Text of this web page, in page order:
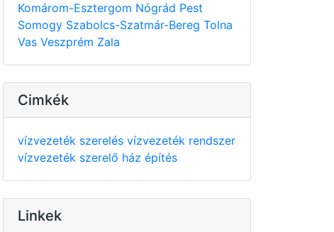
Komárom-Esztergom Nógrád Pest
Somogy Szabolcs-Szatmár-Bereg Tolna
Vas Veszprém Zala
Cimkék
vízvezeték szerelés vízvezeték rendszer
vízvezeték szerelő ház építés
Linkek